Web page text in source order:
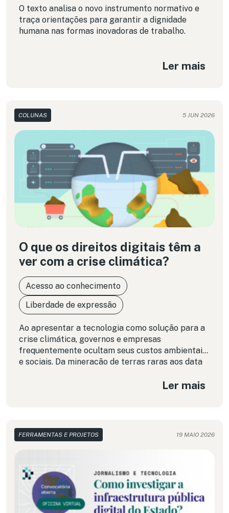
O texto analisa o novo instrumento normativo e
traça orientações para garantir a dignidade
humana nas formas inovadoras de trabalho.
Ler mais
COLUNAS 5 JUN 2026
O que os direitos digitais têm a
ver com a crise climática?
Acesso ao conhecimento
Liberdade de expressão
Ao apresentar a tecnologia como solução para a
crise climática, governos e empresas
frequentemente ocultam seus custos ambientais
e sociais. Da mineração de terras raras aos data
Latina está no centro dessa disputa. No marco do
climática.
Ler mais
FERRAMENTAS E PROJETOS 19 MAIO 2026